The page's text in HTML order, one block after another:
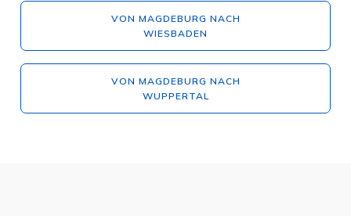
VON MAGDEBURG NACH
WIESBADEN
VON MAGDEBURG NACH
WUPPERTAL